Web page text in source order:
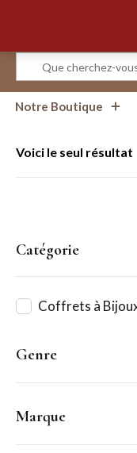
Notre Boutique
Voici le seul résultat
Catégorie
Coffrets à
Genre
Marque